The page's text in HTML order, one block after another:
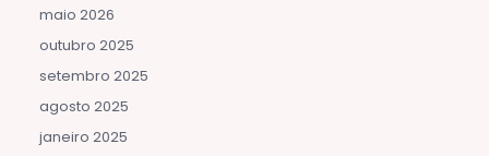
maio 2026
outubro 2025
setembro 2025
agosto 2025
janeiro 2025